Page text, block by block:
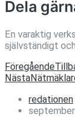
Dela
En varaktig
självständigt
Föregående
Nästa
redationen